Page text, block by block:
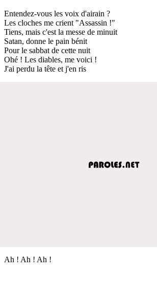
Entendez-vous les voix d'airain ?
Les cloches me crient "Assassin !"
Tiens, mais c'est la messe de minuit
Satan, donne le pain bénit
Pour le sabbat de cette nuit
Ohé ! Les diables, me voici !
J'ai perdu la tête et j'en ris
Ah ! Ah ! Ah !